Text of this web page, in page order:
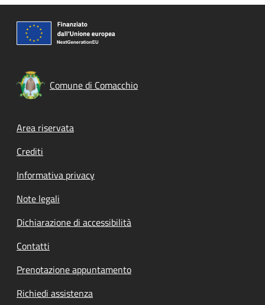
Comune di Comacchio
Footer menu
Area riservata
Crediti
Informativa privacy
Note legali
Dichiarazione di accessibilità
Contatti
Prenotazione appuntamento
Richiedi assistenza